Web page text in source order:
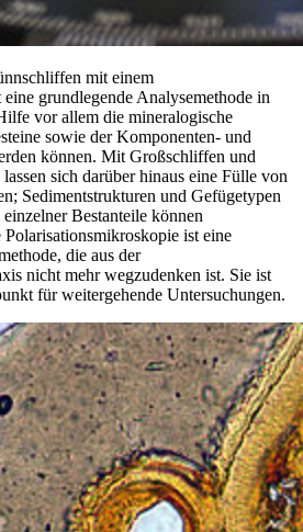
mit einem
grundlegende Analysemethode in
vor allem die mineralogische
sowie der Komponenten- und
können. Mit Großschliffen und
sich darüber hinaus eine Fülle von
Sedimentstrukturen und Gefügetypen
Bestanteile können
ist eine
die aus der
nicht mehr wegzudenken ist. Sie ist
für weitergehende Untersuchungen.